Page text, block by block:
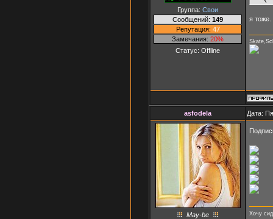
Группа: Свои
Сообщений: 149
Репутация: 47
Замечания: 20%
Статус: Offline
я тоже.
asfodela Дата:
May-be Хочу